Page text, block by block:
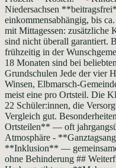
Niedersachsen
einkommensabhängig, bis
mit Mittagessen:
sind nicht überall garantiert.
frühzeitig in der
18 Monaten sind bei
Grundschulen Jede der vier
Winsen, Elbmarsch-
meist eine pro Ortsteil. Die
22 Schüler:innen, die
Vergleich gut.
Ortsteilen** — oft
Atmosphäre -
**Inklusion** —
ohne Behinderung ##